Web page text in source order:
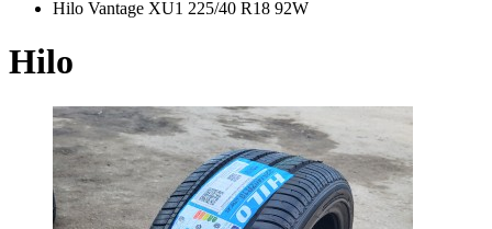
Hilo Vantage XU1 225/40 R18 92W
Hilo